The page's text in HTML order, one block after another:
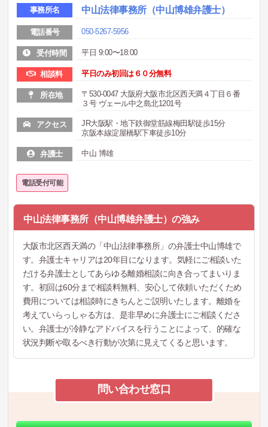
事務所名 中山法律事務所（中山博雄弁護士）
電話番号 050-5267-5956
受付時間 平日 9:00〜18:00
相談料 平日のみ初回は６０分無料
所在地
〒530-0047 大阪府大阪市北区西天満４丁目６番
３号 ヴェール中之島北1201号
アクセス
JR大阪駅・地下鉄御堂筋線梅田駅徒歩15分
京阪本線淀屋橋駅下車徒歩10分
弁護士 中山 博雄
電話受付可能
中山法律事務所（中山博雄弁護士）の強み
大阪市北区西天満の「中山法律事務所」の弁護士中山博雄で
す。弁護士キャリアは20年目になります。気軽にご相談いた
だける弁護士としてあらゆる離婚相談に向き合ってまいりま
す。初回は60分まで相談料無料、安心して依頼いただくため
費用については相談時にきちんとご説明いたします。離婚を
考えていらっしゃる方は、是非早めに弁護士にご相談くださ
い。弁護士が冷静なアドバイスを行うことによって、的確な
状況判断や取るべき行動が次第に見えてくると思います。
問い合わせ窓口